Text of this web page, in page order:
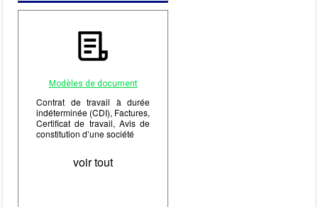
Modèles de document
Contrat de travail à durée
indéterminée (CDI), Factures,
Certificat de travail, Avis de
constitution d’une société
voir tout